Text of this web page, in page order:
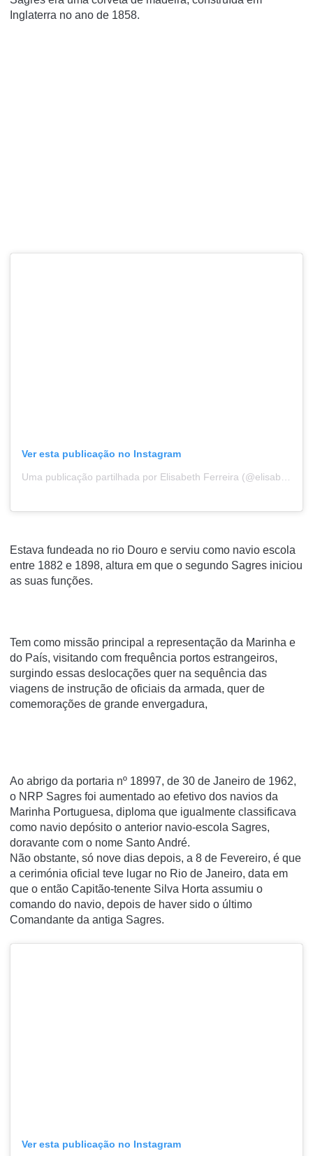
Inglaterra no ano de 1858.
Ver esta publicação no Instagram
Estava fundeada no rio Douro e serviu como navio escola
entre 1882 e 1898, altura em que o segundo Sagres iniciou
as suas funções.
Tem como missão principal a representação da Marinha e
do País, visitando com frequência portos estrangeiros,
surgindo essas deslocações quer na sequência das
viagens de instrução de oficiais da armada, quer de
comemorações de grande envergadura,
Ao abrigo da portaria nº 18997, de 30 de Janeiro de 1962,
o NRP Sagres foi aumentado ao efetivo dos navios da
Marinha Portuguesa, diploma que igualmente classificava
como navio depósito o anterior navio-escola Sagres,
doravante com o nome Santo André.
Não obstante, só nove dias depois, a 8 de Fevereiro, é que
a cerimónia oficial teve lugar no Rio de Janeiro, data em
que o então Capitão-tenente Silva Horta assumiu o
comando do navio, depois de haver sido o último
Comandante da antiga Sagres.
Ver esta publicação no Instagram